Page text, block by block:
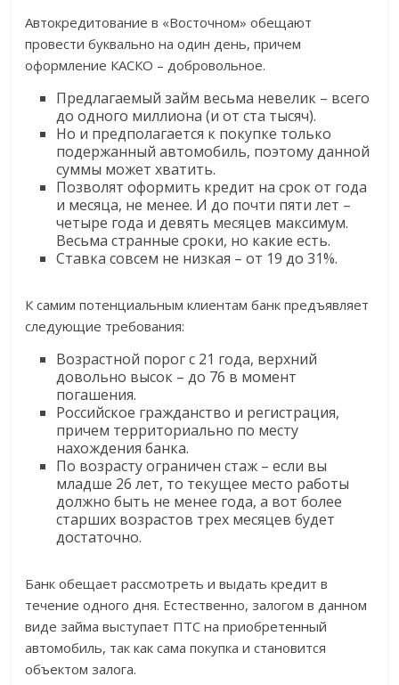
Автокредитование в «Восточном» обещают
провести буквально на один день, причем
оформление КАСКО – добровольное.
Предлагаемый займ весьма невелик – всего
до одного миллиона (и от ста тысяч).
Но и предполагается к покупке только
подержанный автомобиль, поэтому данной
суммы может хватить.
Позволят оформить кредит на срок от года
и месяца, не менее. И до почти пяти лет –
четыре года и девять месяцев максимум.
Весьма странные сроки, но какие есть.
Ставка совсем не низкая – от 19 до 31%.
К самим потенциальным клиентам банк предъявляет
следующие требования:
Возрастной порог с 21 года, верхний
довольно высок – до 76 в момент
погашения.
Российское гражданство и регистрация,
причем территориально по месту
нахождения банка.
По возрасту ограничен стаж – если вы
младше 26 лет, то текущее место работы
должно быть не менее года, а вот более
старших возрастов трех месяцев будет
достаточно.
Банк обещает рассмотреть и выдать кредит в
течение одного дня. Естественно, залогом в данном
виде займа выступает ПТС на приобретенный
автомобиль, так как сама покупка и становится
объектом залога.